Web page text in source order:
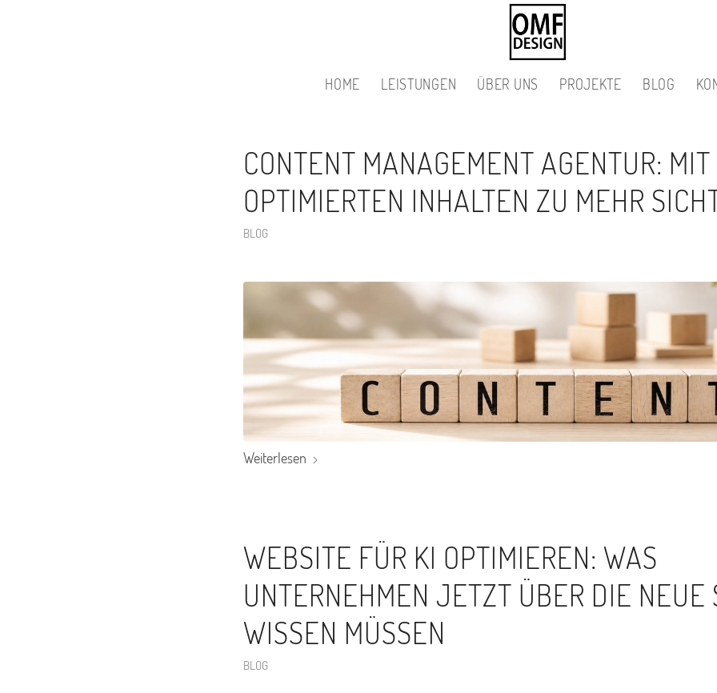
HOME LEISTUNGEN ÜBER UNS PROJEKTE BLOG
CONTENT MANAGEMENT AGENTUR:
OPTIMIERTEN INHALTEN ZU MEHR
BLOG
Weiterlesen
WEBSITE FÜR KI OPTIMIEREN: WAS
UNTERNEHMEN JETZT ÜBER DIE NEUE
WISSEN MÜSSEN
BLOG